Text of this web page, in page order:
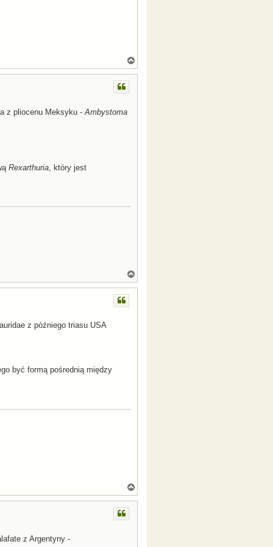
a
g
z pliocenu Meksyku - Ambystoma
Rexarthuria, który jest
a
g
z późniego triasu USA
być formą pośrednią między
a
g
z Argentyny -